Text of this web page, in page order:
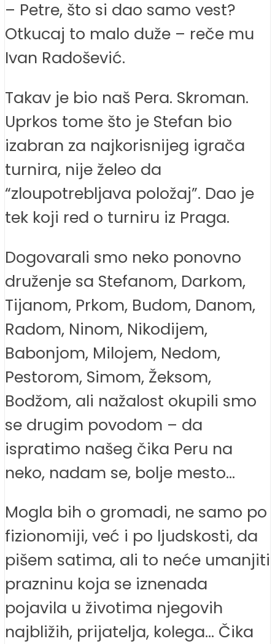
– Petre, što si dao samo vest?
Otkucaj to malo duže – reče mu
Ivan Radošević.
Takav je bio naš Pera. Skroman.
Uprkos tome što je Stefan bio
izabran za najkorisnijeg igrača
turnira, nije želeo da
“zloupotrebljava položaj”. Dao je
tek koji red o turniru iz Praga.
Dogovarali smo neko ponovno
druženje sa Stefanom, Darkom,
Tijanom, Prkom, Budom, Danom,
Radom, Ninom, Nikodijem,
Babonjom, Milojem, Nedom,
Pestorom, Simom, Žeksom,
Bodžom, ali nažalost okupili smo
se drugim povodom – da
ispratimo našeg čika Peru na
neko, nadam se, bolje mesto…
Mogla bih o gromadi, ne samo po
fizionomiji, već i po ljudskosti, da
pišem satima, ali to neće umanjiti
prazninu koja se iznenada
pojavila u životima njegovih
najbližih, prijatelja, kolega… Čika